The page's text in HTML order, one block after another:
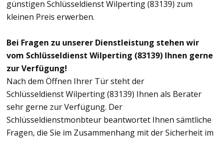
günstigen Schlüsseldienst Wilperting (83139) zum
kleinen Preis erwerben.
Bei Fragen zu unserer Dienstleistung stehen wir
vom Schlüsseldienst Wilperting (83139) Ihnen gerne
zur Verfügung!
Nach dem Öffnen Ihrer Tür steht der
Schlüsseldienst Wilperting (83139) Ihnen als Berater
sehr gerne zur Verfügung. Der
Schlüsseldienstmonbteur beantwortet Ihnen sämtliche
Fragen, die Sie im Zusammenhang mit der Sicherheit im